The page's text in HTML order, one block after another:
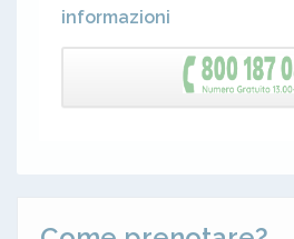
informazioni